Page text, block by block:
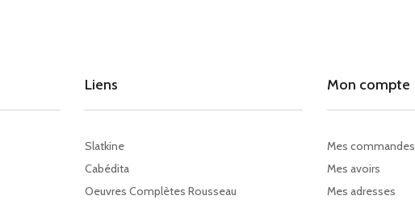
Liens
Slatkine
Cabédita
Oeuvres Complètes Rousseau
Mon compte
Mes commandes
Mes avoirs
Mes adresses